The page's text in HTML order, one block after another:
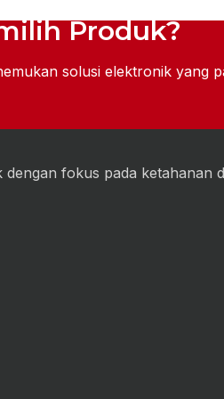
Produk?
solusi elektronik yang
fokus pada ketahanan